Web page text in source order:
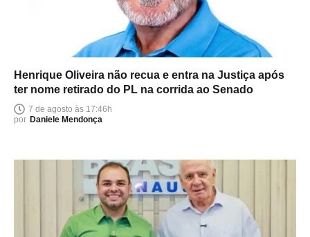
Henrique Oliveira não recua e entra na Justiça após
ter nome retirado do PL na corrida ao Senado
7 de agosto às 17:46h
por Daniele Mendonça